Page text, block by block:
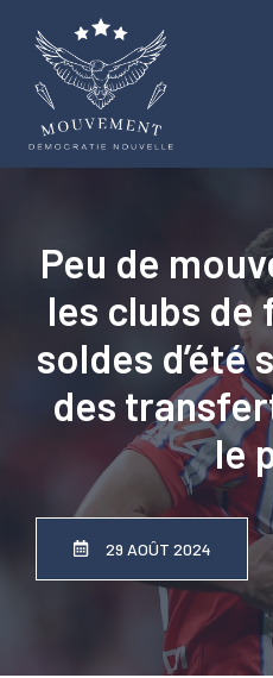
contenu
Peu de
les clubs
soldes d’été
des
le
29 AOÛT 2024